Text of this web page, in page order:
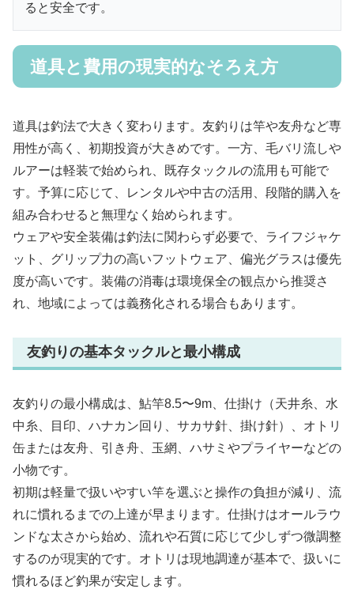
ると安全です。
道具と費用の現実的なそろえ方
道具は釣法で大きく変わります。友釣りは竿や友舟など専
用性が高く、初期投資が大きめです。一方、毛バリ流しや
ルアーは軽装で始められ、既存タックルの流用も可能で
す。予算に応じて、レンタルや中古の活用、段階的購入を
組み合わせると無理なく始められます。
ウェアや安全装備は釣法に関わらず必要で、ライフジャケ
ット、グリップ力の高いフットウェア、偏光グラスは優先
度が高いです。装備の消毒は環境保全の観点から推奨さ
れ、地域によっては義務化される場合もあります。
友釣りの基本タックルと最小構成
友釣りの最小構成は、鮎竿8.5〜9m、仕掛け（天井糸、水
中糸、目印、ハナカン回り、サカサ針、掛け針）、オトリ
缶または友舟、引き舟、玉網、ハサミやプライヤーなどの
小物です。
初期は軽量で扱いやすい竿を選ぶと操作の負担が減り、流
れに慣れるまでの上達が早まります。仕掛けはオールラウ
ンドな太さから始め、流れや石質に応じて少しずつ微調整
するのが現実的です。オトリは現地調達が基本で、扱いに
慣れるほど釣果が安定します。